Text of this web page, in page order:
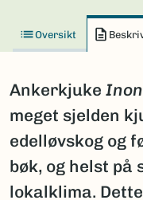
Oversikt
Ankerkjuke
meget sjelden
edelløvskog og
bøk, og helst på
lokalklima.